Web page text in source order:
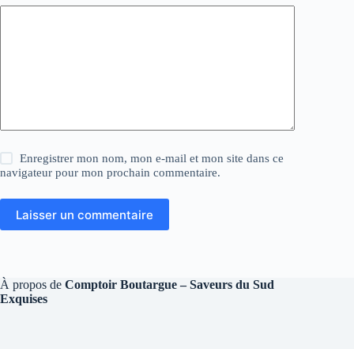
Enregistrer mon nom, mon e-mail et mon site dans ce
navigateur pour mon prochain commentaire.
Laisser un commentaire
À propos de Comptoir Boutargue – Saveurs du Sud
Exquises